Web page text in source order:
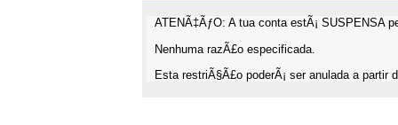
ATENÃ‡ÃƒO: A tua conta estÃ¡ SUSPENSA
Nenhuma razÃ£o especificada.
Esta restriÃ§Ã£o poderÃ¡ ser anulada a partir